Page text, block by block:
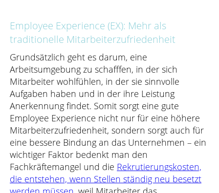
Employee Experience (EX): Mehr als
traditionelle Mitarbeiterzufriedenheit
Grundsätzlich geht es darum, eine
Arbeitsumgebung zu schafffen, in der sich
Mitarbeiter wohlfühlen, in der sie sinnvolle
Aufgaben haben und in der ihre Leistung
Anerkennung findet. Somit sorgt eine gute
Employee Experience nicht nur für eine höhere
Mitarbeiterzufriedenheit, sondern sorgt auch für
eine bessere Bindung an das Unternehmen – ein
wichtiger Faktor bedenkt man den
Fachkräftemangel und die Rekrutierungskosten,
die entstehen, wenn Stellen ständig neu besetzt